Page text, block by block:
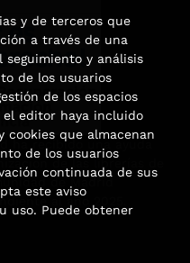
ha recibido una ayuda
de las librerías de
de Madrid
al año 2025.
y de terceros que
a través de una
seguimiento y análisis
de los usuarios
de los espacios
editor haya incluido
cookies que almacenan
de los usuarios
continuada de sus
este aviso
uso. Puede obtener